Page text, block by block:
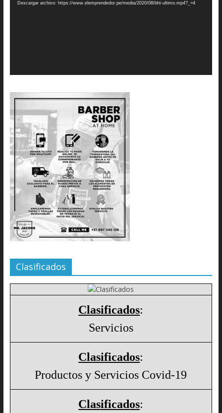
Descargar archivo: https://www.elemprendedor.pe/media/2020/08/bht-ultimo.mp4?_=4
Clasificados
Clasificados:
Servicios
Clasificados:
Productos y Servicios Covid-19
Clasificados: